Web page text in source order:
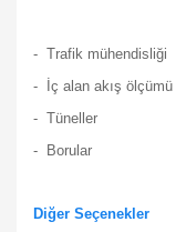
- Trafik mühendisliği
- İç alan akış ölçümü
- Tüneller
- Borular
Diğer Seçenekler